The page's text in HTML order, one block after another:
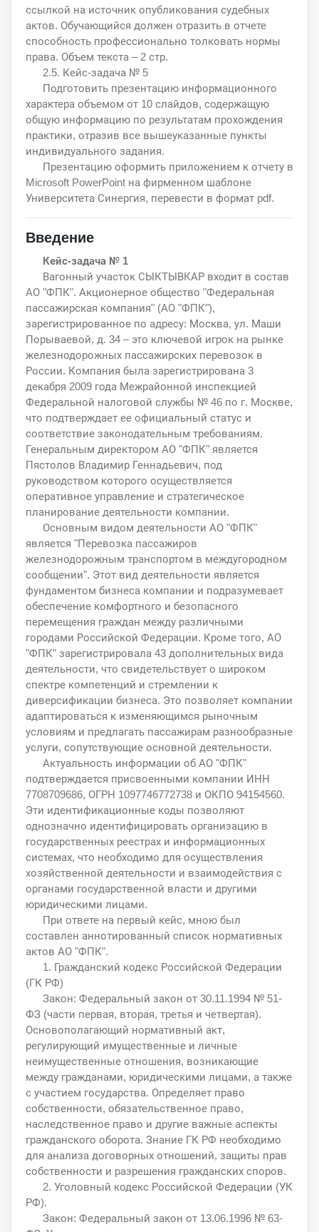
ссылкой на источник опубликования судебных
актов. Обучающийся должен отразить в отчете
способность профессионально толковать нормы
права. Объем текста – 2 стр.
2.5. Кейс-задача № 5
Подготовить презентацию информационного
характера объемом от 10 слайдов, содержащую
общую информацию по результатам прохождения
практики, отразив все вышеуказанные пункты
индивидуального задания.
Презентацию оформить приложением к отчету в
Microsoft PowerPoint на фирменном шаблоне
Университета Синергия, перевести в формат pdf.
Введение
Кейс-задача № 1
Вагонный участок СЫКТЫВКАР входит в состав
АО "ФПК". Акционерное общество "Федеральная
пассажирская компания" (АО "ФПК"),
зарегистрированное по адресу: Москва, ул. Маши
Порываевой, д. 34 – это ключевой игрок на рынке
железнодорожных пассажирских перевозок в
России. Компания была зарегистрирована 3
декабря 2009 года Межрайонной инспекцией
Федеральной налоговой службы № 46 по г. Москве,
что подтверждает ее официальный статус и
соответствие законодательным требованиям.
Генеральным директором АО "ФПК" является
Пястолов Владимир Геннадьевич, под
руководством которого осуществляется
оперативное управление и стратегическое
планирование деятельности компании.
Основным видом деятельности АО "ФПК"
является "Перевозка пассажиров
железнодорожным транспортом в междугородном
сообщении". Этот вид деятельности является
фундаментом бизнеса компании и подразумевает
обеспечение комфортного и безопасного
перемещения граждан между различными
городами Российской Федерации. Кроме того, АО
"ФПК" зарегистрировала 43 дополнительных вида
деятельности, что свидетельствует о широком
спектре компетенций и стремлении к
диверсификации бизнеса. Это позволяет компании
адаптироваться к изменяющимся рыночным
условиям и предлагать пассажирам разнообразные
услуги, сопутствующие основной деятельности.
Актуальность информации об АО "ФПК"
подтверждается присвоенными компании ИНН
7708709686, ОГРН 1097746772738 и ОКПО 94154560.
Эти идентификационные коды позволяют
однозначно идентифицировать организацию в
государственных реестрах и информационных
системах, что необходимо для осуществления
хозяйственной деятельности и взаимодействия с
органами государственной власти и другими
юридическими лицами.
При ответе на первый кейс, мною был
составлен аннотированный список нормативных
актов АО "ФПК".
1. Гражданский кодекс Российской Федерации
(ГК РФ)
Закон: Федеральный закон от 30.11.1994 № 51-
ФЗ (части первая, вторая, третья и четвертая).
Основополагающий нормативный акт,
регулирующий имущественные и личные
неимущественные отношения, возникающие
между гражданами, юридическими лицами, а также
с участием государства. Определяет право
собственности, обязательственное право,
наследственное право и другие важные аспекты
гражданского оборота. Знание ГК РФ необходимо
для анализа договорных отношений, защиты прав
собственности и разрешения гражданских споров.
2. Уголовный кодекс Российской Федерации (УК
РФ).
Закон: Федеральный закон от 13.06.1996 № 63-